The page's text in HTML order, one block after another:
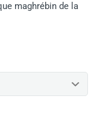
maghrébin de la